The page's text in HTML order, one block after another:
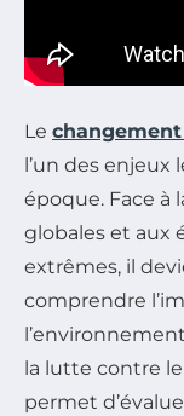
Le
l’un des enjeux
époque. Face à
globales et aux
extrêmes, il
comprendre
la lutte contre
permet